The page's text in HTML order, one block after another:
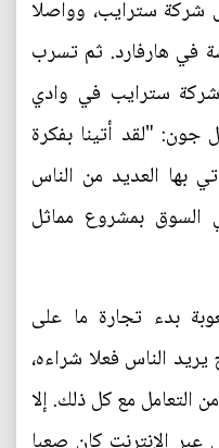
شركة سترايب، وواصلا
في هارفارد. ثم تسرب
شركة سترايب في وادي
جون: "لقد أتينا بفكرة
بها العديد من الناس
السوق بمشروع مماثل
بدء تجارة ما على
يريد الناس فعلا شراءه،
التعامل مع كل ذلك. إلا